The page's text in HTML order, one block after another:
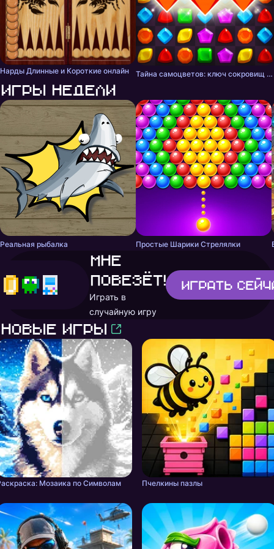
Нарды Длинные и Короткие онлайн Тайна самоцветов: ключ сокровищ - три в ряд
Игры недели
Реальная рыбалка Простые Шарики Стрелялки
Мне
повезёт!
Играть в
случайную игру
Играть
Новые игры
Мозаика по Символам Пчелкины пазлы